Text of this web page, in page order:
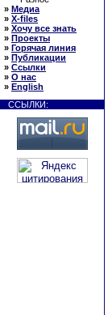
» Медиа
» X-files
» Хочу все знать
» Проекты
» Горячая линия
» Публикации
» Ссылки
» О нас
» English
ССЫЛКИ: